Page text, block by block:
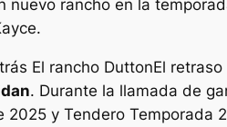
nuevo rancho en la
El rancho DuttonEl retraso
. Durante la llamada de
2025 y Tendero Temporada